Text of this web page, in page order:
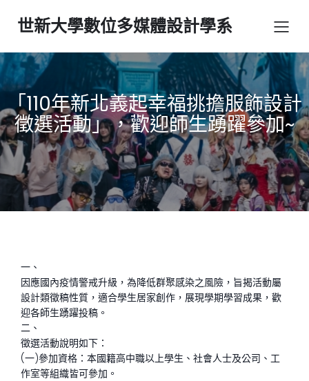
世新大學數位多媒體設計學系
「110年新北義起幸福挑擔服飾設計
徵選活動」，歡迎師生踴躍參加~
一、
因應國內疫情警戒升級，為降低群聚感染之風險，旨揭活動屬
設計類徵稿性質，適合學生居家創作，展現學期學習成果，歡
迎各師生踴躍投稿。
二、
徵選活動說明如下：
(一)參加資格：本國籍高中職以上學生、社會人士及公司、工
作室等組織皆可參加。